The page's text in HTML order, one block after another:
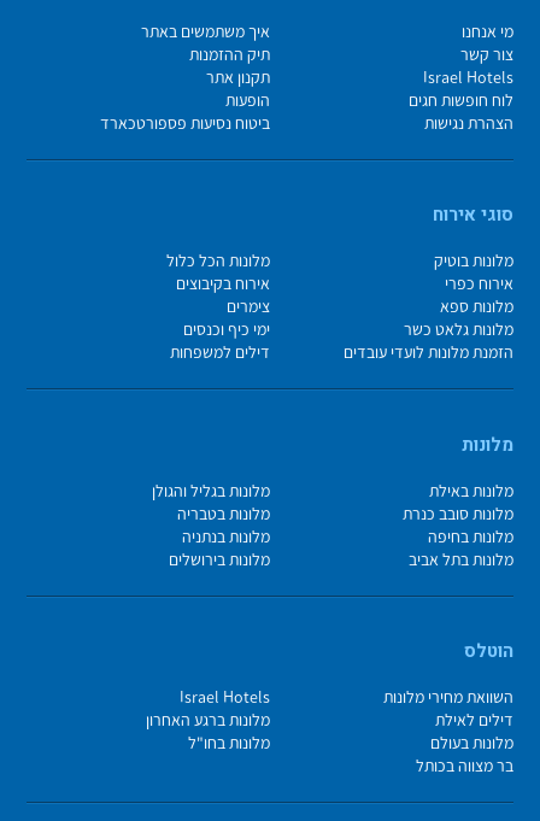
מי אנחנו
איך משתמשים באתר
צור קשר
תיק ההזמנות
Israel Hotels
תקנון אתר
לוח חופשות חגים
הופעות
הצהרת נגישות
ביטוח נסיעות פספורטכארד
סוגי אירוח
מלונות בוטיק
מלונות הכל כלול
אירוח כפרי
אירוח בקיבוצים
מלונות ספא
צימרים
מלונות גלאט כשר
ימי כיף וכנסים
הזמנת מלונות לועדי עובדים
דילים למשפחות
מלונות
מלונות באילת
מלונות בגליל והגולן
מלונות סובב כנרת
מלונות בטבריה
מלונות בחיפה
מלונות בנתניה
מלונות בתל אביב
מלונות בירושלים
הוטלס
השוואת מחירי מלונות
Israel Hotels
דילים לאילת
מלונות ברגע האחרון
מלונות בעולם
מלונות בחו"ל
בר מצווה בכותל